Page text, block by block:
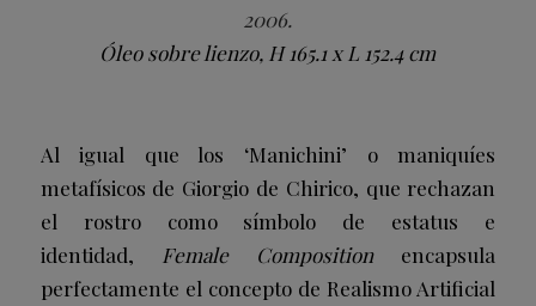
2006.
Óleo sobre lienzo, H 165.1 x L 152.4 cm
Al igual que los ‘Manichini’ o maniquíes
metafísicos de Giorgio de Chirico, que rechazan
el rostro como símbolo de estatus e
identidad, Female Compositionencapsula
perfectamente el concepto de Realismo Artificial